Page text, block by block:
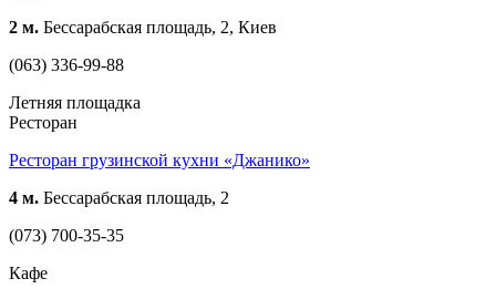
2 м. Бессарабская площадь, 2, Киев
(063) 336-99-88
Летняя площадка
Ресторан
Ресторан грузинской кухни «Джанико»
4 м. Бессарабская площадь, 2
(073) 700-35-35
Кафе